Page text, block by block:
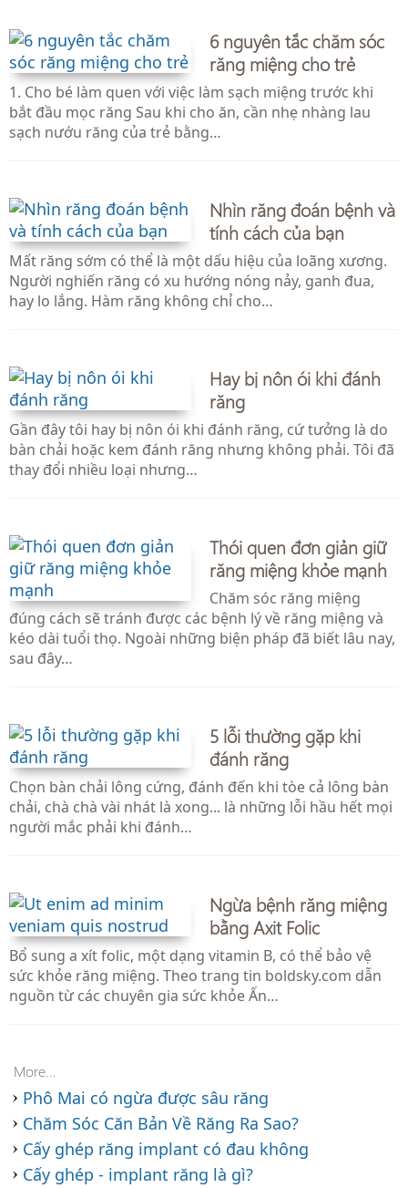
6 nguyên tắc chăm sóc
răng miệng cho trẻ
1. Cho bé làm quen với việc làm sạch miệng trước khi
bắt đầu mọc răng Sau khi cho ăn, cần nhẹ nhàng lau
sạch nướu răng của trẻ bằng…
Nhìn răng đoán bệnh và
tính cách của bạn
Mất răng sớm có thể là một dấu hiệu của loãng xương.
Người nghiến răng có xu hướng nóng nảy, ganh đua,
hay lo lắng. Hàm răng không chỉ cho…
Hay bị nôn ói khi đánh
răng
Gần đây tôi hay bị nôn ói khi đánh răng, cứ tưởng là do
bàn chải hoặc kem đánh răng nhưng không phải. Tôi đã
thay đổi nhiều loại nhưng…
Thói quen đơn giản giữ
răng miệng khỏe mạnh
Chăm sóc răng miệng
đúng cách sẽ tránh được các bệnh lý về răng miệng và
kéo dài tuổi thọ. Ngoài những biện pháp đã biết lâu nay,
sau đây…
5 lỗi thường gặp khi
đánh răng
Chọn bàn chải lông cứng, đánh đến khi tòe cả lông bàn
chải, chà chà vài nhát là xong... là những lỗi hầu hết mọi
người mắc phải khi đánh…
Ngừa bệnh răng miệng
bằng Axit Folic
Bổ sung a xít folic, một dạng vitamin B, có thể bảo vệ
sức khỏe răng miệng. Theo trang tin boldsky.com dẫn
nguồn từ các chuyên gia sức khỏe Ấn…
More...
Phô Mai có ngừa được sâu răng
Chăm Sóc Căn Bản Về Răng Ra Sao?
Cấy ghép răng implant có đau không
Cấy ghép - implant răng là gì?